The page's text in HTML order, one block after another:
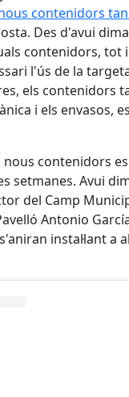
contenidors
Des d'avui
contenidors, tot
l'ús de la
els contenidors
i els envasos,
nous contenidors
setmanes. Avui
del Camp
Antonio
instal·lant a